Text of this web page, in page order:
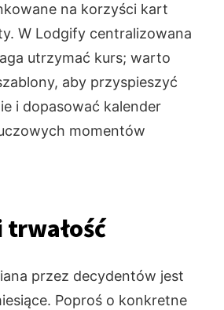
na korzyści kart
W Lodgify centralizowana
utrzymać kurs; warto
aby przyspieszyć
i dopasować kalender
momentów
trwałość
przez decydentów jest
Poproś o konkretne